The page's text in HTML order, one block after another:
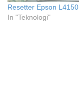
Resetter Epson L4150
In "Teknologi"